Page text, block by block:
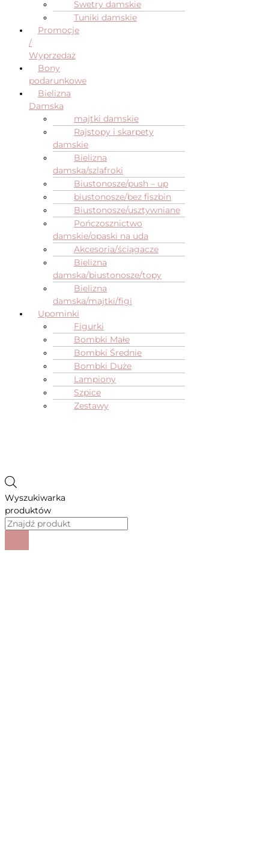
Swetry damskie
Tuniki damskie
Promocje
/
Wyprzedaż
Bony
podarunkowe
Bielizna
Damska
majtki damskie
Rajstopy i skarpety
damskie
Bielizna
damska/szlafroki
Biustonosze/push – up
biustonosze/bez fiszbin
Biustonosze/usztywniane
Pończosznictwo
damskie/opaski na uda
Akcesoria/ściągacze
Bielizna
damska/biustonosze/topy
Bielizna
damska/majtki/figi
Upominki
Figurki
Bombki Małe
Bombki Średnie
Bombki Duże
Lampiony
Szpice
Zestawy
Wyszukiwarka
produktów